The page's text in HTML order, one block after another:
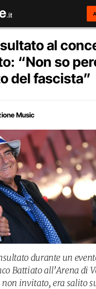
al
“Non so
del fascista”
Music
durante un
Battiato all’Arena di
invitato, era salito